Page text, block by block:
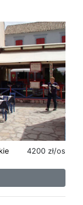
4200 zł/os